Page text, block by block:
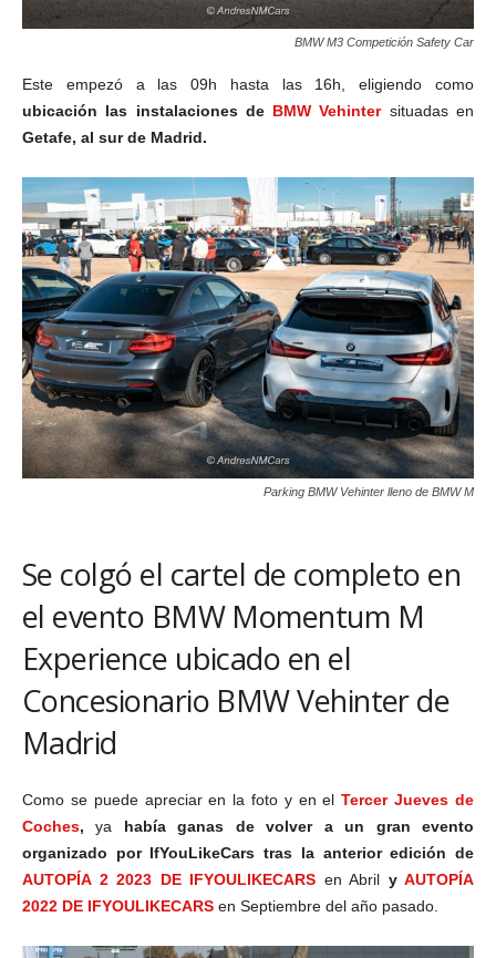
BMW M3 Competición Safety Car
Este empezó a las 09h hasta las 16h, eligiendo como
ubicación las instalaciones de BMW Vehinter situadas en
Getafe, al sur de Madrid.
Parking BMW Vehinter lleno de BMW M
Se colgó el cartel de completo en
el evento BMW Momentum M
Experience ubicado en el
Concesionario BMW Vehinter de
Madrid
Como se puede apreciar en la foto y en elTercer Jueves de
Coches, ya había ganas de volver a un gran evento
organizado por IfYouLikeCars tras la anterior edición de
AUTOPÍA 2 2023 DE IFYOULIKECARS en Abril y AUTOPÍA
2022 DE IFYOULIKECARS en Septiembre del año pasado.